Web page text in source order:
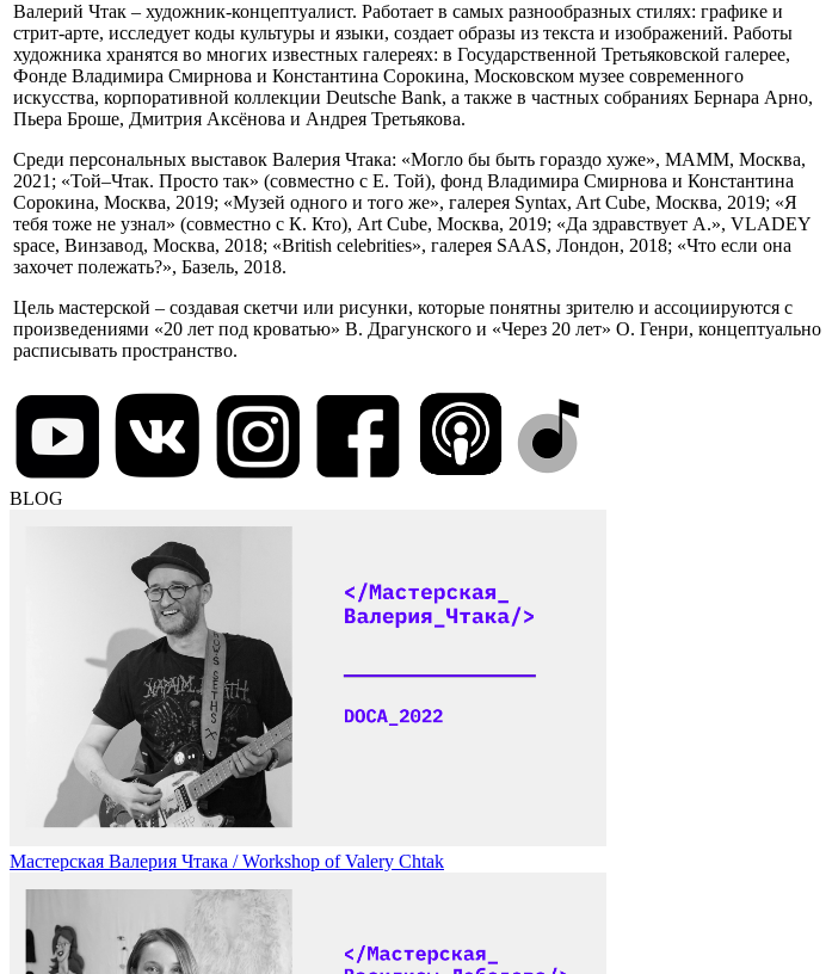
Валерий Чтак – художник-концептуалист. Работает в самых разнообразных стилях: графике и
стрит-арте, исследует коды культуры и языки, создает образы из текста и изображений. Работы
художника хранятся во многих известных галереях: в Государственной Третьяковской галерее,
Фонде Владимира Смирнова и Константина Сорокина, Московском музее современного
искусства, корпоративной коллекции Deutsche Bank, а также в частных собраниях Бернара Арно,
Пьера Броше, Дмитрия Аксёнова и Андрея Третьякова.
Среди персональных выставок Валерия Чтака: «Могло бы быть гораздо хуже», МАММ, Москва,
2021; «Той–Чтак. Просто так» (совместно с Е. Той), фонд Владимира Смирнова и Константина
Сорокина, Москва, 2019; «Музей одного и того же», галерея Syntax, Art Cube, Москва, 2019; «Я
тебя тоже не узнал» (совместно с К. Кто), Art Cube, Москва, 2019; «Да здравствует А.», VLADEY
space, Винзавод, Москва, 2018; «British celebrities», галерея SAAS, Лондон, 2018; «Что если она
захочет полежать?», Базель, 2018.
Цель мастерской – создавая скетчи или рисунки, которые понятны зрителю и ассоциируются с
произведениями «20 лет под кроватью» В. Драгунского и «Через 20 лет» О. Генри, концептуально
расписывать пространство.
BLOG
Мастерская Валерия Чтака / Workshop of Valery Chtak